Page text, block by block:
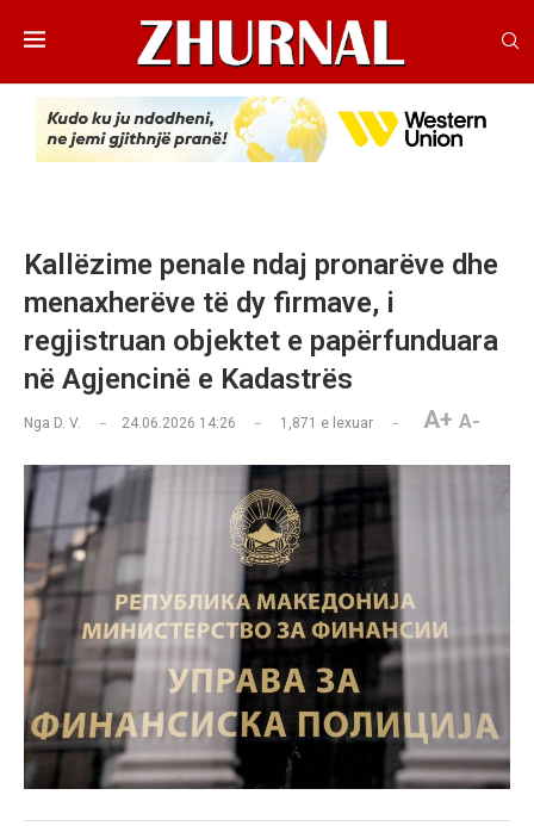
Kallëzime penale ndaj pronarëve dhe
menaxherëve të dy firmave, i
regjistruan objektet e papërfunduara
në Agjencinë e Kadastrës
Nga D. V. 24.06.2026 14:26 1,871 e lexuar A+ A-